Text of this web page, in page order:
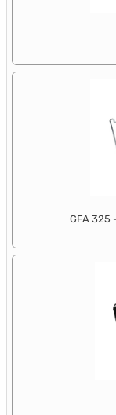
GFA 325